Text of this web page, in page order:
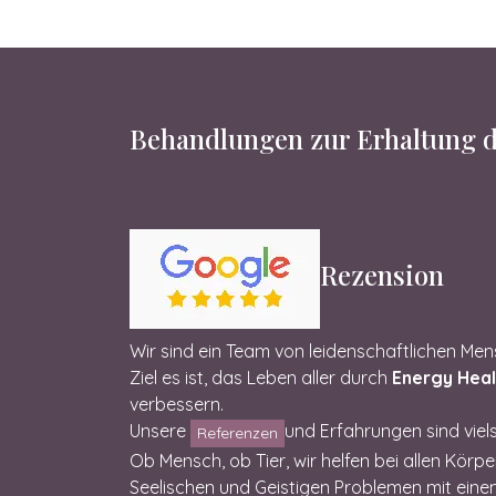
Behandlungen zur Erhaltung
Rezension
Wir sind ein Team von leidenschaftlichen
Ziel es ist, das Leben aller durch Energy
verbessern.
Unsere
Referenzen und Erfahrungen sind
Ob Mensch, ob Tier, wir helfen bei allen
Seelischen und Geistigen Problemen mit